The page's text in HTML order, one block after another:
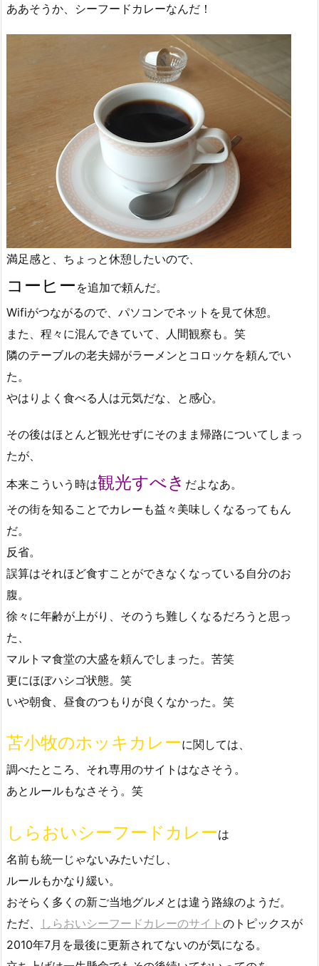
ああそうか、シーフードカレーなんだ！
満足感と、ちょっと休憩したいので、
コーヒー を追加で頼んだ。
Wifiがつながるので、パソコンでネットを見て休憩。
また、程々に混んできていて、人間観察も。笑
隣のテーブルの老夫婦がラーメンとコロッケを頼んでい
た。
やはりよく食べる人は元気だな、と感心。
その後はほとんど観光せずにそのまま帰路についてしまっ
たが、
本来こういう時は観光すべき だよなあ。
その街を知ることでカレーも益々美味しくなるってもん
だ。
反省。
誤算はそれほど食すことができなくなっている自分のお
腹。
徐々に年齢が上がり、そのうち難しくなるだろうと思っ
た、
マルトマ食堂の大盛を頼んでしまった。苦笑
更にほぼハシゴ状態。笑
いや朝食、昼食のつもりが良くなかった。笑
苫小牧のホッキカレーに関しては、
調べたところ、それ専用のサイトはなさそう。
あとルールもなさそう。笑
しらおいシーフードカレーは
名前も統一じゃないみたいだし、
ルールもかなり緩い。
おそらく多くの新ご当地グルメとは違う路線のようだ。
ただ、
しらおいシーフードカレーのサイト のトピックスが
2010年7月を最後に更新されてないのが気になる。